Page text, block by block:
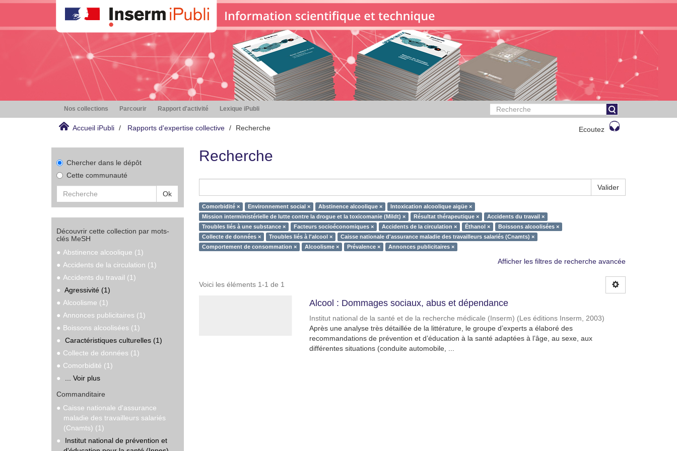
Nos collections Parcourir Rapport d'activité Lexique iPubli
Accueil iPubli Rapports d'expertise collective Recherche Ecoutez
Chercher dans le dépôt
Cette communauté
Ok
Découvrir cette collection par mots-
clés MeSH
Abstinence alcoolique (1)
Accidents de la circulation (1)
Accidents du travail (1)
Agressivité (1)
Alcoolisme (1)
Annonces publicitaires (1)
Boissons alcoolisées (1)
Caractéristiques culturelles (1)
Collecte de données (1)
Comorbidité (1)
... Voir plus
Commanditaire
Caisse nationale d'assurance
maladie des travailleurs salariés
(Cnamts) (1)
Institut national de prévention et
Recherche
Valider
Comorbidité × Environnement social × Abstinence alcoolique ×
Intoxication alcoolique aigüe ×
Mission interministérielle de lutte contre la drogue et la toxicomanie (Mildt) ×
Résultat thérapeutique ×
Accidents du travail ×
Troubles liés à une substance ×
Facteurs socioéconomiques × Accidents de la circulation × Éthanol ×
Boissons alcoolisées ×
Collecte de données ×
Troubles liés à l'alcool ×
Caisse nationale d'assurance maladie des travailleurs salariés (Cnamts) ×
Comportement de consommation ×
Alcoolisme × Prévalence × Annonces publicitaires ×
Afficher les filtres de recherche avancée
Voici les éléments 1-1 de 1
Alcool : Dommages sociaux, abus et dépendance
Institut national de la santé et de la recherche médicale (Inserm) (Les éditions Inserm, 2003)
Après une analyse très détaillée de la littérature, le groupe d’experts a élaboré des
recommandations de prévention et d’éducation à la santé adaptées à l’âge, au sexe, aux
différentes situations (conduite automobile, ...